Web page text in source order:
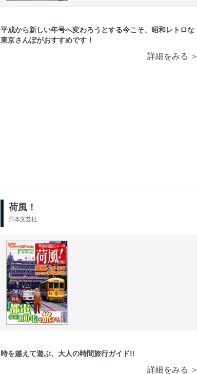
平成から新しい年号へ変わろうとする今こそ、昭和レトロな
東京さんぽがおすすめです！
詳細をみる ＞
荷風！
日本文芸社
時を越えて遊ぶ、大人の時間旅行ガイド!!
詳細をみる ＞